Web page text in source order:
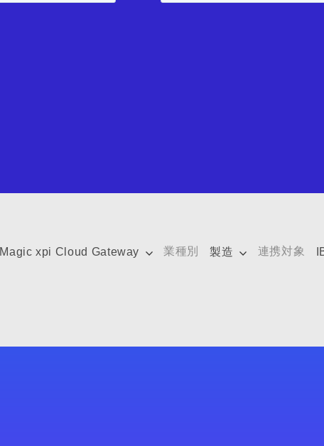
Magic xpi Cloud Gateway 業種別 製造 連携対象